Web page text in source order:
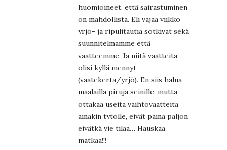
huomioineet, että sairastuminen
on mahdollista. Eli vajaa viikko
yrjö- ja ripulitautia sotkivat sekä
suunnitelmamme että
vaatteemme. Ja niitä vaatteita
olisi kyllä mennyt
(vaatekerta/yrjö). En siis halua
maalailla piruja seinille, mutta
ottakaa useita vaihtovaatteita
ainakin tytölle, eivät paina paljon
eivätkä vie tilaa… Hauskaa
matkaa!!!